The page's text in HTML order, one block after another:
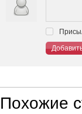
Похожие